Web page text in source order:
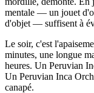
mentale — un jouet
d'objet — suffisent à
Le soir, c'est
minutes, une longue
heures. Un Peruvian
Un Peruvian Inca
canapé.